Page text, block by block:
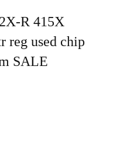
Zgody cookies
R 415X
reg used chip
SALE